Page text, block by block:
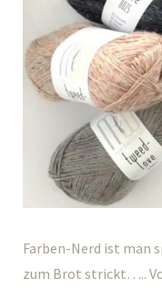
Farben-Nerd ist man
zum Brot strickt…..